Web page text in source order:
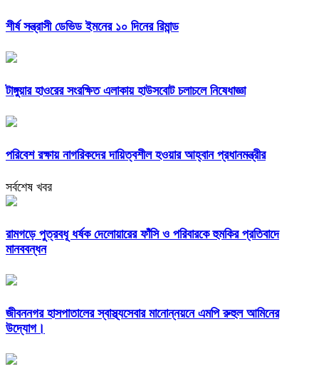
শীর্ষ সন্ত্রাসী ডেভিড ইমনের ১০ দিনের রিমান্ড
টাঙ্গুয়ার হাওরের সংরক্ষিত এলাকায় হাউসবোট চলাচলে নিষেধাজ্ঞা
পরিবেশ রক্ষায় নাগরিকদের দায়িত্বশীল হওয়ার আহ্বান প্রধানমন্ত্রীর
সর্বশেষ খবর
রামগড়ে পুত্রবধূ ধর্ষক দেলোয়ারের ফাঁসি ও পরিবারকে হুমকির প্রতিবাদে
মানববন্ধন
জীবননগর হাসপাতালের স্বাস্থ্যসেবার মানোন্নয়নে এমপি রুহুল আমিনের
উদ্যোগ।